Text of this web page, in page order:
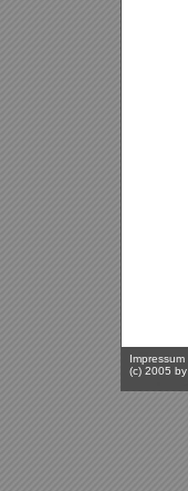
Impressum
(c) 2005 by